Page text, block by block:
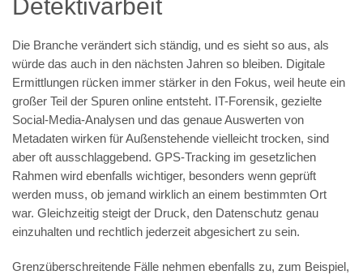
Detektivarbeit
Die Branche verändert sich ständig, und es sieht so aus, als
würde das auch in den nächsten Jahren so bleiben. Digitale
Ermittlungen rücken immer stärker in den Fokus, weil heute ein
großer Teil der Spuren online entsteht. IT-Forensik, gezielte
Social-Media-Analysen und das genaue Auswerten von
Metadaten wirken für Außenstehende vielleicht trocken, sind
aber oft ausschlaggebend. GPS-Tracking im gesetzlichen
Rahmen wird ebenfalls wichtiger, besonders wenn geprüft
werden muss, ob jemand wirklich an einem bestimmten Ort
war. Gleichzeitig steigt der Druck, den Datenschutz genau
einzuhalten und rechtlich jederzeit abgesichert zu sein.
Grenzüberschreitende Fälle nehmen ebenfalls zu, zum Beispiel,